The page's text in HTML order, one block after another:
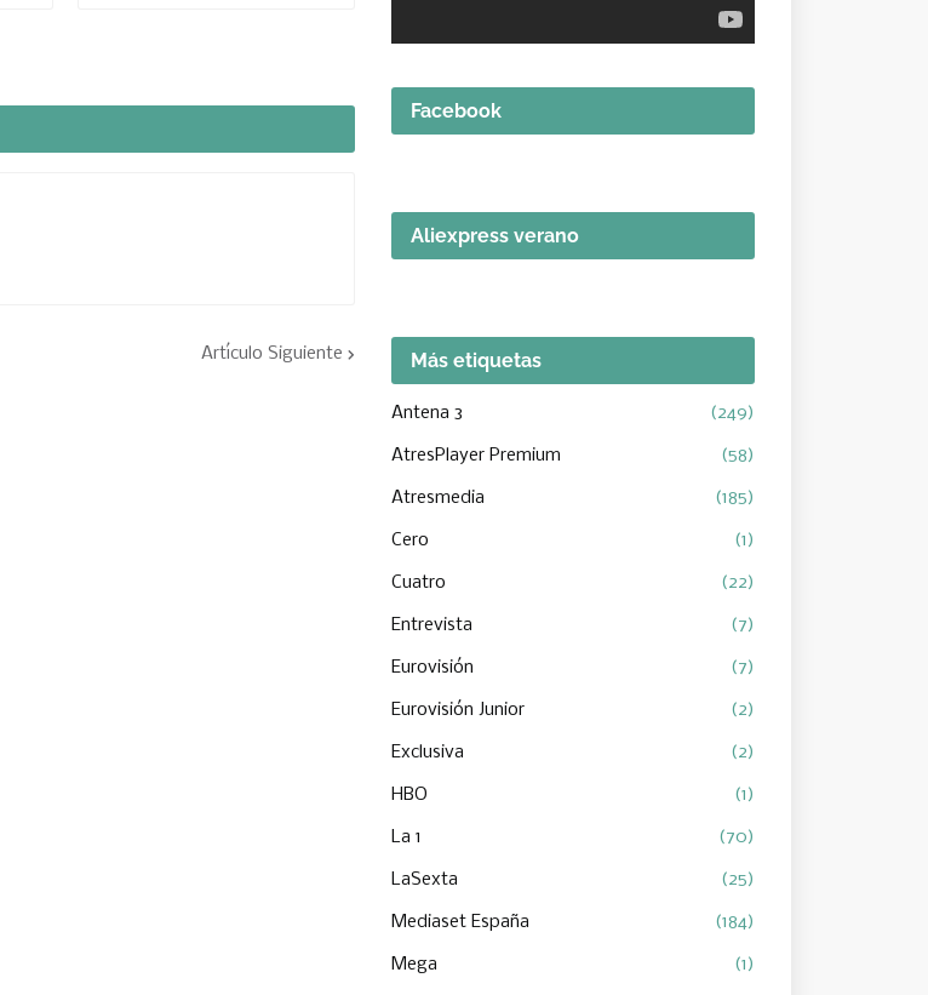
Artículo Siguiente
Facebook
Aliexpress verano
Más etiquetas
Antena 3 (249)
AtresPlayer Premium (58)
Atresmedia (185)
Cero (1)
Cuatro (22)
Entrevista (7)
Eurovisión (7)
Eurovisión Junior (2)
Exclusiva (2)
HBO (1)
La 1 (70)
LaSexta (25)
Mediaset España (184)
Mega (1)